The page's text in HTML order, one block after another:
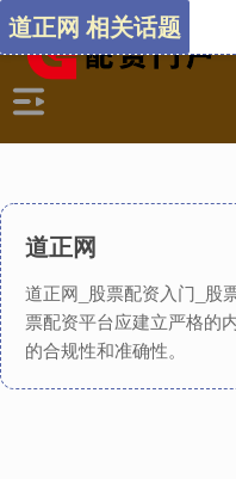
道正网
道正网_股票配资入门_股
票配资平台应建立严格的
的合规性和准确性。
道正网 相关话题